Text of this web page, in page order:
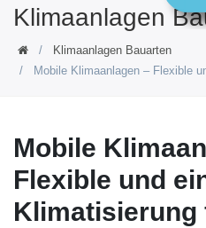
Klimaanlagen
Klimaanlagen Bauarten
Mobile Klimaanlagen – Flexible
Mobile
Flexible und
Klimatisierung